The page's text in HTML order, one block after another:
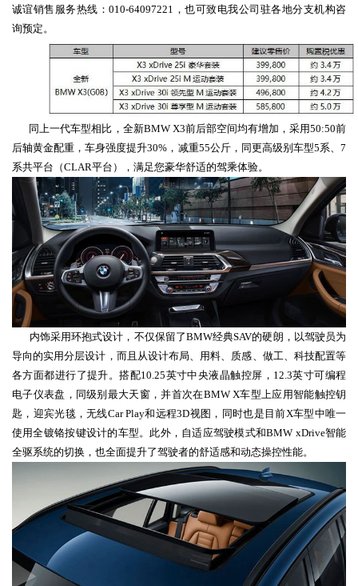
诚谊销售服务热线：010-64097221，也可致电我公司驻各地分支机构咨
询预定。
同上一代车型相比， 全新BMW X3前后部空间均有增加 ，采用50:50前
后轴黄金配重，车身强度提升30%， 减重55公斤，同更高级别车型5系、7
系共平台（CLAR平台 ） ， 满足您豪华舒适的驾乘体验。
内饰采用环抱式设计， 不仅保留了BMW经典SAV的硬朗，以驾驶员为
导向的实用分层设计，而且从设计布局、用料、质感、做工、科技配置等
各方面都进行了提升。搭配10.25英寸中央液晶触控屏 ， 12.3英寸可编程
电子仪表盘， 同级别 最大天窗，并首次在BMW X车型上应用智能触控钥
匙 ，迎宾光毯，无线Car Play和远程3D视图 ， 同时也是 目前X车型中唯一
使用全镀铬按键设计的车型。 此外， 自适应驾驶模式和BMW xDrive智能
全驱系统的切换， 也全面提升了驾驶者的舒适感和动态操控性能。